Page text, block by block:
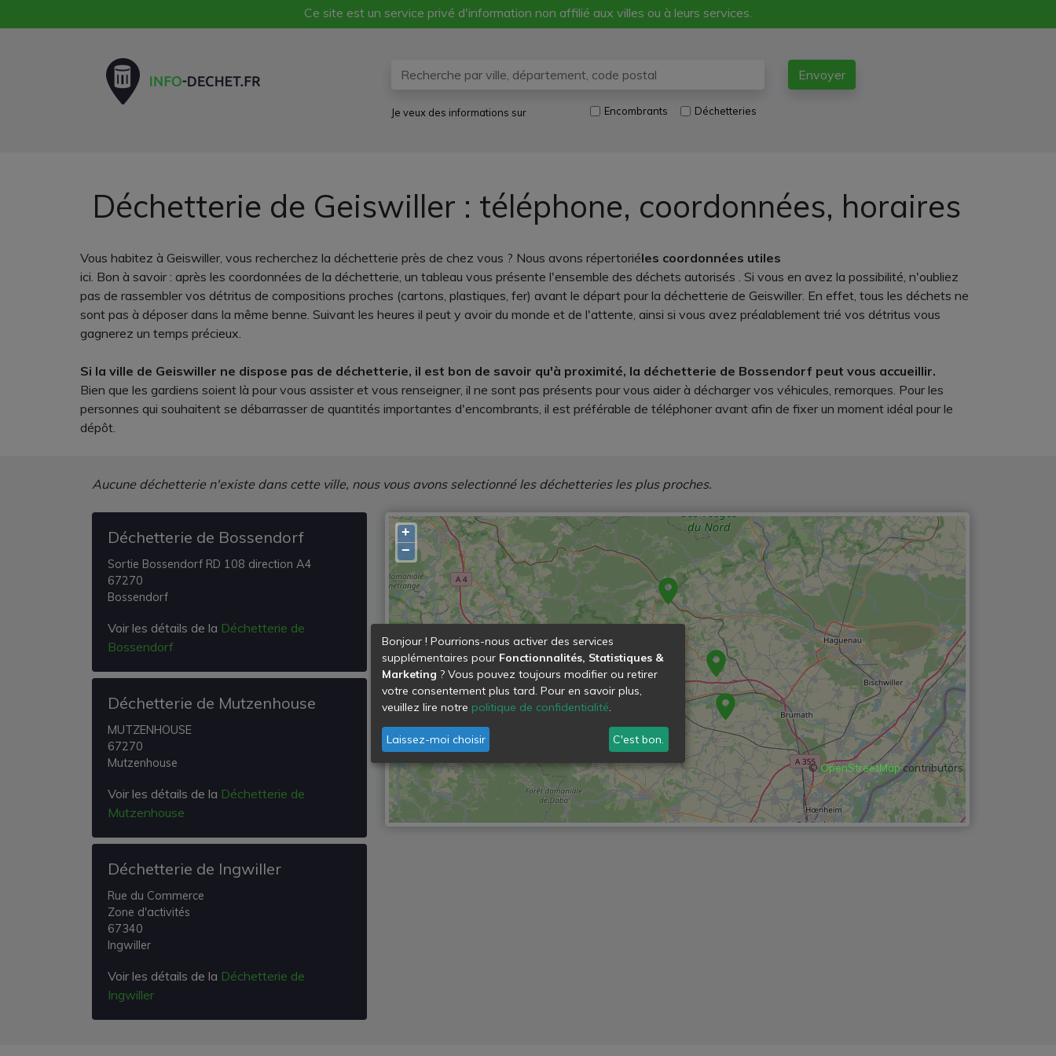
Ce site est un service privé d'information non affilié aux villes ou à leurs services.
Envoyer
Je veux des informations sur Encombrants Déchetteries
Déchetterie de Geiswiller : téléphone, coordonnées, horaires
Vous habitez à Geiswiller, vous recherchez la déchetterie près de chez vous ? Nous avons répertoriéles coordonnées utiles
ici. Bon à savoir : après les coordonnées de la déchetterie, un tableau vous présente l'ensemble des déchets autorisés . Si vous en avez la possibilité, n'oubliez
pas de rassembler vos détritus de compositions proches (cartons, plastiques, fer) avant le départ pour la déchetterie de Geiswiller. En effet, tous les déchets ne
sont pas à déposer dans la même benne. Suivant les heures il peut y avoir du monde et de l'attente, ainsi si vous avez préalablement trié vos détritus vous
gagnerez un temps précieux.
Si la ville de Geiswiller ne dispose pas de déchetterie, il est bon de savoir qu'à proximité, la déchetterie de Bossendorf peut vous accueillir.
Bien que les gardiens soient là pour vous assister et vous renseigner, il ne sont pas présents pour vous aider à décharger vos véhicules, remorques. Pour les
personnes qui souhaitent se débarrasser de quantités importantes d'encombrants, il est préférable de téléphoner avant afin de fixer un moment idéal pour le
dépôt.
Aucune déchetterie n'existe dans cette ville, nous vous avons selectionné les déchetteries les plus proches.
Déchetterie de Bossendorf
Sortie Bossendorf RD 108 direction A4
67270
Bossendorf
Voir les détails de la Déchetterie de
Bossendorf
Déchetterie de Mutzenhouse
MUTZENHOUSE
67270
Mutzenhouse
Voir les détails de la Déchetterie de
Mutzenhouse
Déchetterie de Ingwiller
Rue du Commerce
Zone d'activités
67340
Ingwiller
Voir les détails de la Déchetterie de
Ingwiller
+
−
©OpenStreetMapcontributors
Bonjour ! Pourrions-nous activer des services
supplémentaires pour Fonctionnalités, Statistiques &
Marketing ? Vous pouvez toujours modifier ou retirer
votre consentement plus tard. Pour en savoir plus,
veuillez lire notre politique de confidentialité.
Laissez-moi choisir C'est bon.